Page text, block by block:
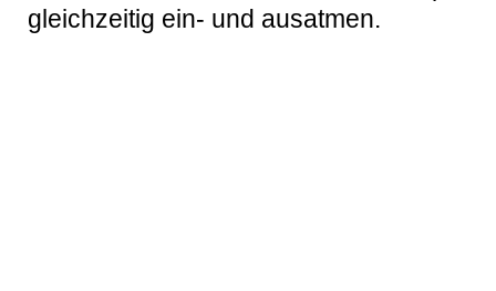
gleichzeitig ein- und ausatmen.